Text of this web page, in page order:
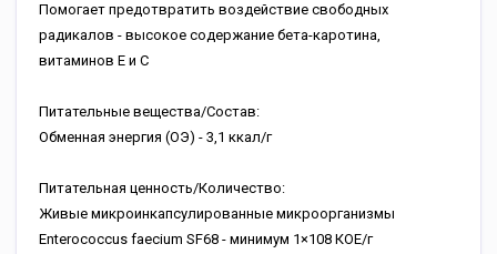
Помогает предотвратить воздействие свободных
радикалов - высокое содержание бета-каротина,
витаминов E и C
Питательные вещества/Состав:
Обменная энергия (ОЭ) - 3,1 ккал/г
Питательная ценность/Количество:
Живые микроинкапсулированные микроорганизмы
Enterococcus faecium SF68 - минимум 1×108 КОЕ/г